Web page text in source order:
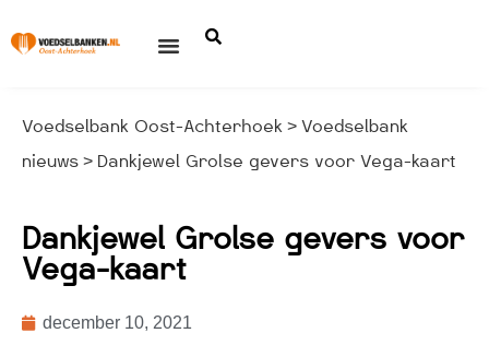
Voedselbank Oost-Achterhoek > Voedselbank
nieuws > Dankjewel Grolse gevers voor Vega-kaart
Dankjewel Grolse gevers voor
Vega-kaart
december 10, 2021